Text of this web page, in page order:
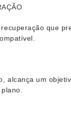
que
alcança um